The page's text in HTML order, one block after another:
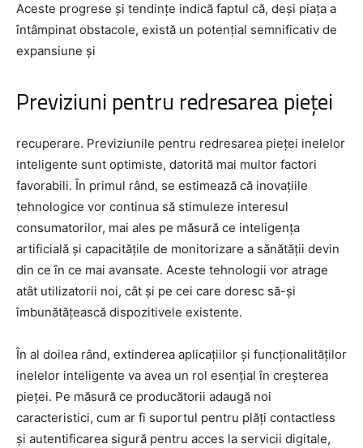
Aceste progrese și tendințe indică faptul că, deși piața a
întâmpinat obstacole, există un potențial semnificativ de
expansiune și
Previziuni pentru redresarea pieței
recuperare. Previziunile pentru redresarea pieței inelelor
inteligente sunt optimiste, datorită mai multor factori
favorabili. În primul rând, se estimează că inovațiile
tehnologice vor continua să stimuleze interesul
consumatorilor, mai ales pe măsură ce inteligența
artificială și capacitățile de monitorizare a sănătății devin
din ce în ce mai avansate. Aceste tehnologii vor atrage
atât utilizatorii noi, cât și pe cei care doresc să-și
îmbunătățească dispozitivele existente.
În al doilea rând, extinderea aplicațiilor și funcționalităților
inelelor inteligente va avea un rol esențial în creșterea
pieței. Pe măsură ce producătorii adaugă noi
caracteristici, cum ar fi suportul pentru plăți contactless
și autentificarea sigură pentru acces la servicii digitale,